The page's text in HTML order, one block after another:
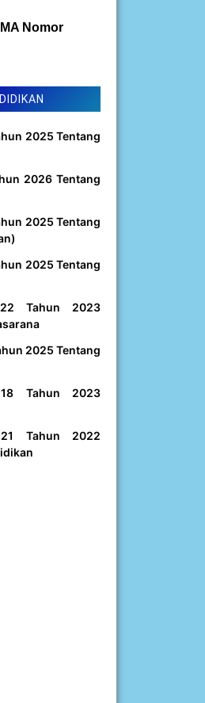
Nomor
2025 Tentang
2026 Tentang
2025 Tentang
2025 Tentang
22 Tahun 2023
2025 Tentang
18 Tahun 2023
21 Tahun 2022